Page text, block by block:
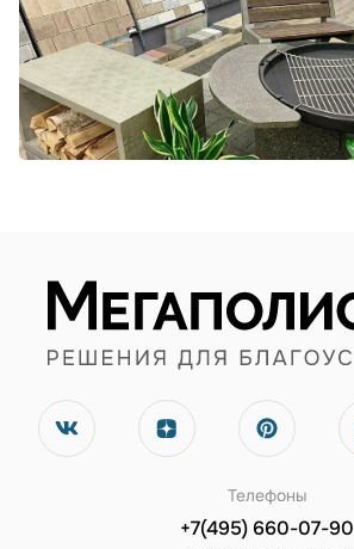
Телефоны
+7(495) 660-07-90